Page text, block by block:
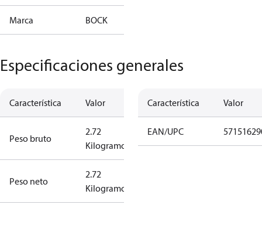
Marca BOCK
Especificaciones generales
Característica Valor
Peso bruto
2.72
Kilogramo
Peso neto
2.72
Kilogramo
Característica Valor
EAN/UPC